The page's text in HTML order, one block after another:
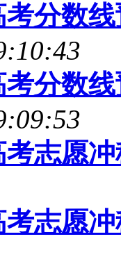
考分数
考分数
考志愿
考志愿